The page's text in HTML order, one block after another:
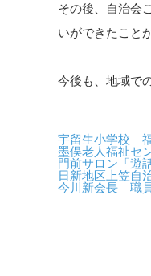
その後、自治会
いができたこと
今後も、地域で
宇留生小学校
墨俣老人福祉セ
門前サロン「遊
日新地区上笠自
今川新会長 職